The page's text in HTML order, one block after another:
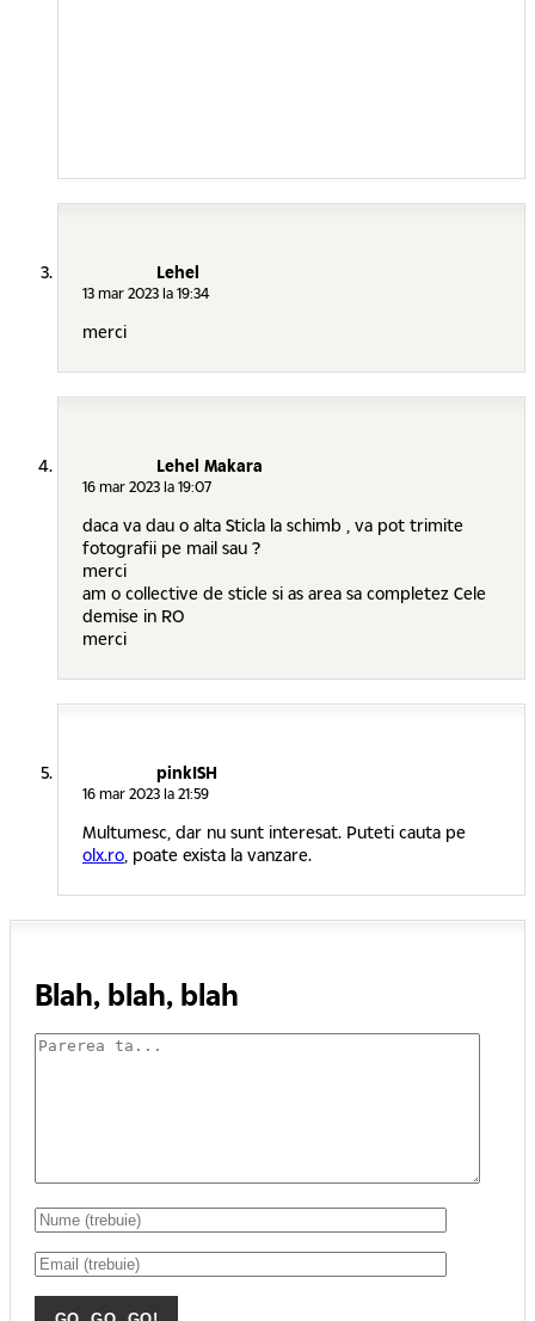
Lehel
13 mar 2023 la 19:34
merci
Lehel Makara
16 mar 2023 la 19:07
daca va dau o alta Sticla la schimb , va pot trimite
fotografii pe mail sau ?
merci
am o collective de sticle si as area sa completez Cele
demise in RO
merci
pinkISH
16 mar 2023 la 21:59
Multumesc, dar nu sunt interesat. Puteti cauta pe
olx.ro , poate exista la vanzare.
Blah, blah, blah